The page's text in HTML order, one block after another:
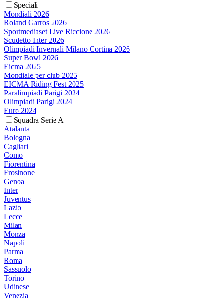
Speciali
Mondiali 2026
Roland Garros 2026
Sportmediaset Live Riccione 2026
Scudetto Inter 2026
Olimpiadi Invernali Milano Cortina 2026
Super Bowl 2026
Eicma 2025
Mondiale per club 2025
EICMA Riding Fest 2025
Paralimpiadi Parigi 2024
Olimpiadi Parigi 2024
Euro 2024
Squadra Serie A
Atalanta
Bologna
Cagliari
Como
Fiorentina
Frosinone
Genoa
Inter
Juventus
Lazio
Lecce
Milan
Monza
Napoli
Parma
Roma
Sassuolo
Torino
Udinese
Venezia